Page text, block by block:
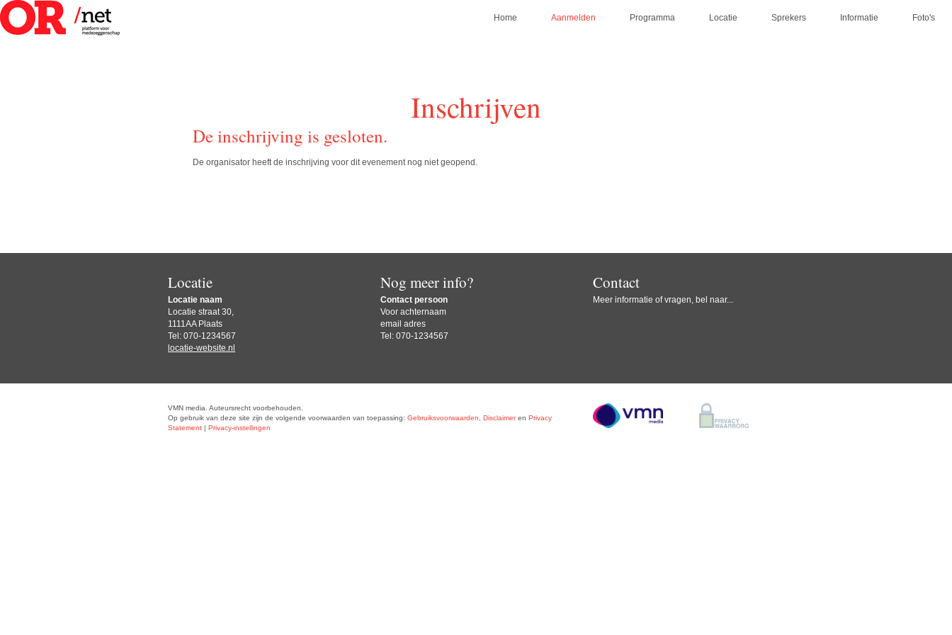
Home Aanmelden Programma Locatie Sprekers Informatie Foto's
Inschrijven
De inschrijving is gesloten.
De organisator heeft de inschrijving voor dit evenement nog niet geopend.
Locatie
Locatie naam
Locatie straat 30,
1111AA Plaats
Tel: 070-1234567
locatie-website.nl
Nog meer info?
Contact persoon
Voor achternaam
email adres
Tel: 070-1234567
Contact
Meer informatie of vragen, bel naar...
VMN media. Auteursrecht voorbehouden.
Op gebruik van deze site zijn de volgende voorwaarden van toepassing: Gebruiksvoorwaarden, Disclaimeren Privacy
Statement | Privacy-instellingen